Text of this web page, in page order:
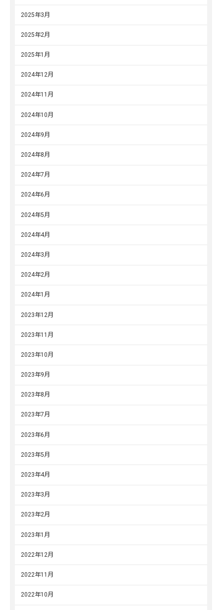
2025年3月
2025年2月
2025年1月
2024年12月
2024年11月
2024年10月
2024年9月
2024年8月
2024年7月
2024年6月
2024年5月
2024年4月
2024年3月
2024年2月
2024年1月
2023年12月
2023年11月
2023年10月
2023年9月
2023年8月
2023年7月
2023年6月
2023年5月
2023年4月
2023年3月
2023年2月
2023年1月
2022年12月
2022年11月
2022年10月